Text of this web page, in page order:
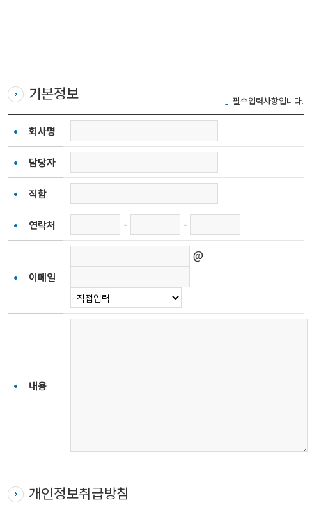
기본정보 필수입력사항입니다.
회사명
담당자
직함
연락처 - -
이메일
@
내용
개인정보취급방침